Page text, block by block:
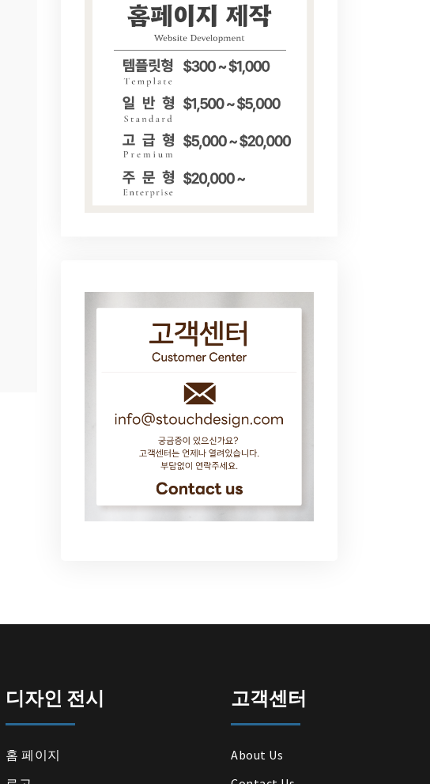
디자인 전시
홈 페이지
고객센터
About Us